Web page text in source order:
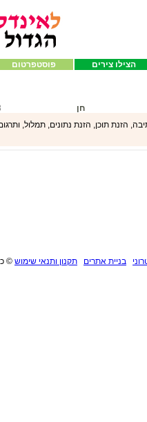
פוסטפרטום הצילו צירים
חן
הזנת תוכן, הזנת נתונים, תמלול,
בניית אתרים תקנון ותנאי שימוש ©